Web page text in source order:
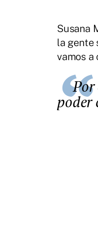
Susana
la gente
vamos a
Por ello queremos dar la máxima difusión a las charlas para
poder